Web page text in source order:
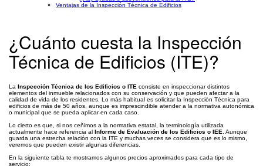
Ventajas de la Inspección Técnica de Edificios
¿Cuánto cuesta la Inspección
Técnica de Edificios (ITE)?
La Inspección Técnica de los Edificios o ITE consiste en inspeccionar distintos
elementos del inmueble relacionados con su conservación y que pueden afectar a la
calidad de vida de los residentes. Lo más habitual es solicitar la Inspección Técnica para
edificios de más de 50 años, aunque es imprescindible atender a la normativa autonómica
o municipal que se pueda aplicar en cada caso.
Lo cierto es que, si nos ceñimos a la normativa estatal, la terminología utilizada
actualmente hace referencia al Informe de Evaluación de los Edificios o IEE . Aunque
guarda una estrecha relación con la ITE y muchas veces se considera que es lo mismo,
veremos que pueden existir algunas diferencias.
En la siguiente tabla te mostramos algunos precios aproximados para cada tipo de
servicio: